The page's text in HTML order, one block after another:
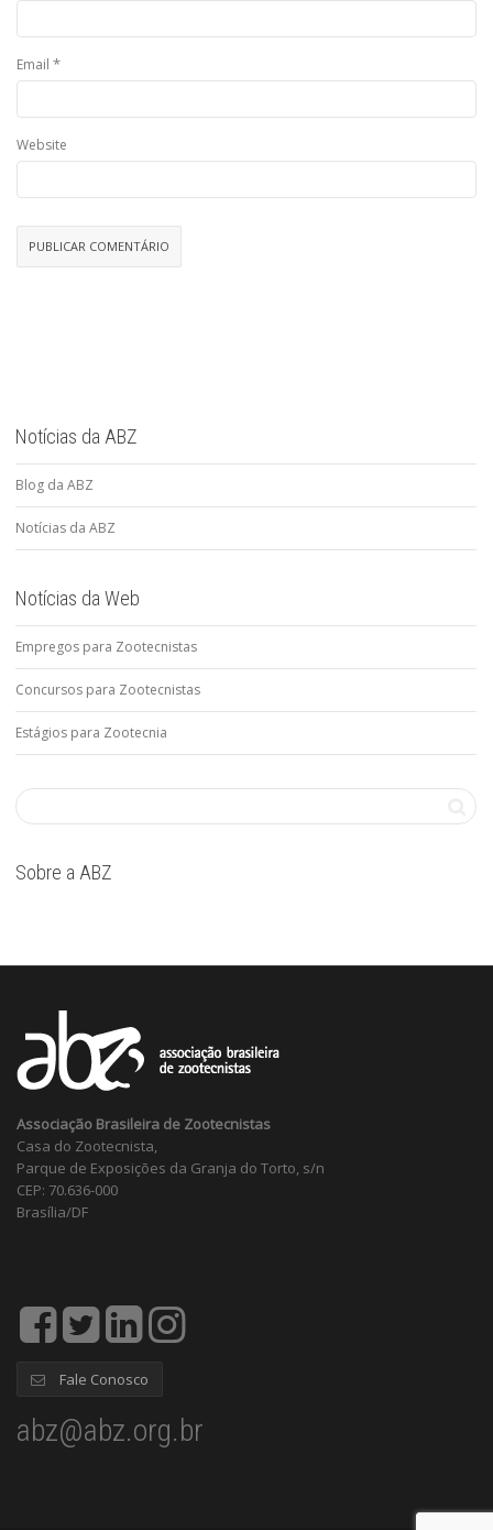
Email *
Website
Notícias da ABZ
Blog da ABZ
Notícias da ABZ
Notícias da Web
Empregos para Zootecnistas
Concursos para Zootecnistas
Estágios para Zootecnia
Sobre a ABZ
Associação Brasileira de Zootecnistas
Casa do Zootecnista,
Parque de Exposições da Granja do Torto, s/n
CEP: 70.636-000
Brasília/DF
Fale Conosco
abz@abz.org.br